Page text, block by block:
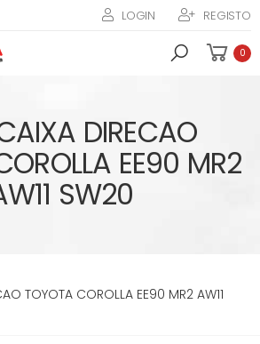
LOGIN REGISTO
menu 0
DIRECAO
EE90 MR2
SW20
TOYOTA COROLLA EE90 MR2 AW11